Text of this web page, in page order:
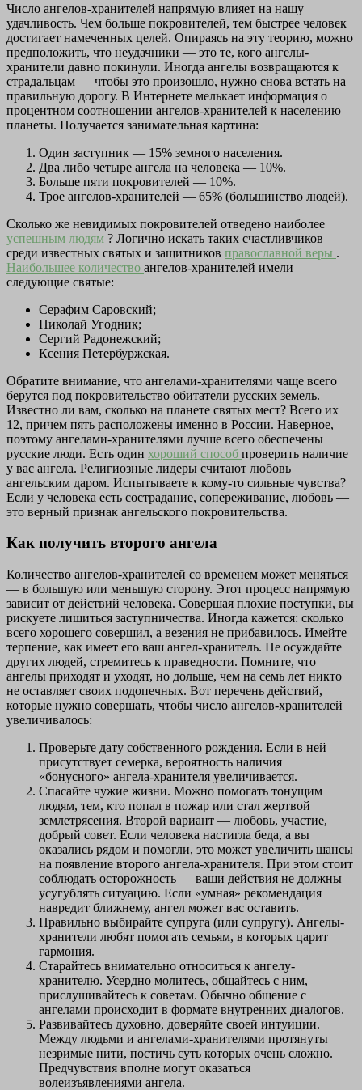
Число ангелов-хранителей напрямую влияет на нашу
удачливость. Чем больше покровителей, тем быстрее человек
достигает намеченных целей. Опираясь на эту теорию, можно
предположить, что неудачники — это те, кого ангелы-
хранители давно покинули. Иногда ангелы возвращаются к
страдальцам — чтобы это произошло, нужно снова встать на
правильную дорогу. В Интернете мелькает информация о
процентном соотношении ангелов-хранителей к населению
планеты. Получается занимательная картина:
Один заступник — 15% земного населения.
Два либо четыре ангела на человека — 10%.
Больше пяти покровителей — 10%.
Трое ангелов-хранителей — 65% (большинство людей).
Сколько же невидимых покровителей отведено наиболее
успешным людям ? Логично искать таких счастливчиков
среди известных святых и защитников православной веры .
Наибольшее количество ангелов-хранителей имели
следующие святые:
Серафим Саровский;
Николай Угодник;
Сергий Радонежский;
Ксения Петербуржская.
Обратите внимание, что ангелами-хранителями чаще всего
берутся под покровительство обитатели русских земель.
Известно ли вам, сколько на планете святых мест? Всего их
12, причем пять расположены именно в России. Наверное,
поэтому ангелами-хранителями лучше всего обеспечены
русские люди. Есть один хороший способ проверить наличие
у вас ангела. Религиозные лидеры считают любовь
ангельским даром. Испытываете к кому-то сильные чувства?
Если у человека есть сострадание, сопереживание, любовь —
это верный признак ангельского покровительства.
Как получить второго ангела
Количество ангелов-хранителей со временем может меняться
— в большую или меньшую сторону. Этот процесс напрямую
зависит от действий человека. Совершая плохие поступки, вы
рискуете лишиться заступничества. Иногда кажется: сколько
всего хорошего совершил, а везения не прибавилось. Имейте
терпение, как имеет его ваш ангел-хранитель. Не осуждайте
других людей, стремитесь к праведности. Помните, что
ангелы приходят и уходят, но дольше, чем на семь лет никто
не оставляет своих подопечных. Вот перечень действий,
которые нужно совершать, чтобы число ангелов-хранителей
увеличивалось:
Проверьте дату собственного рождения. Если в ней
присутствует семерка, вероятность наличия
«бонусного» ангела-хранителя увеличивается.
Спасайте чужие жизни. Можно помогать тонущим
людям, тем, кто попал в пожар или стал жертвой
землетрясения. Второй вариант — любовь, участие,
добрый совет. Если человека настигла беда, а вы
оказались рядом и помогли, это может увеличить шансы
на появление второго ангела-хранителя. При этом стоит
соблюдать осторожность — ваши действия не должны
усугублять ситуацию. Если «умная» рекомендация
навредит ближнему, ангел может вас оставить.
Правильно выбирайте супруга (или супругу). Ангелы-
хранители любят помогать семьям, в которых царит
гармония.
Старайтесь внимательно относиться к ангелу-
хранителю. Усердно молитесь, общайтесь с ним,
прислушивайтесь к советам. Обычно общение с
ангелами происходит в формате внутренних диалогов.
Развивайтесь духовно, доверяйте своей интуиции.
Между людьми и ангелами-хранителями протянуты
незримые нити, постичь суть которых очень сложно.
Предчувствия вполне могут оказаться
волеизъявлениями ангела.